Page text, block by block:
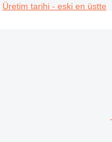
Üretim tarihi - eski en üstte